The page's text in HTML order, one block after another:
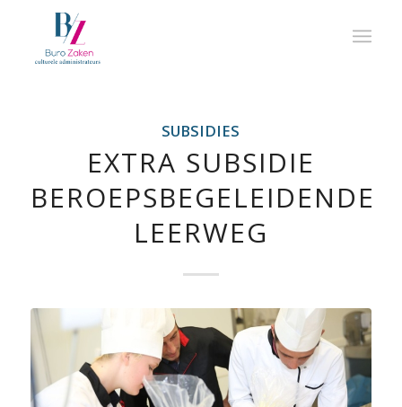
SUBSIDIES
EXTRA SUBSIDIE
BEROEPSBEGELEIDENDE
LEERWEG